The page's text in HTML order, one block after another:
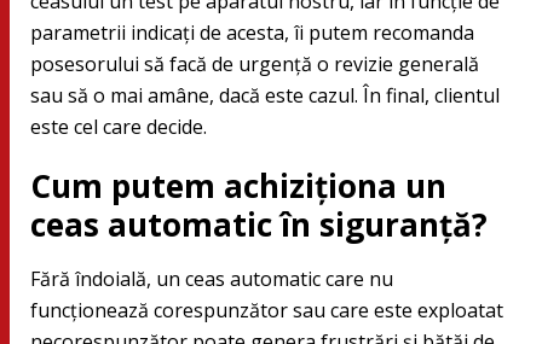
parametrii indicați de acesta, îi putem recomanda
posesorului să facă de urgență o revizie generală
sau să o mai amâne, dacă este cazul. În final, clientul
este cel care decide.
Cum putem achiziționa un
ceas automatic în siguranță?
Fără îndoială, un ceas automatic care nu
funcționează corespunzător sau care este exploatat